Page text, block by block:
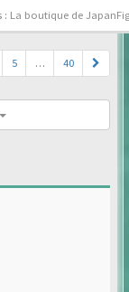
: La boutique de
5 … 40